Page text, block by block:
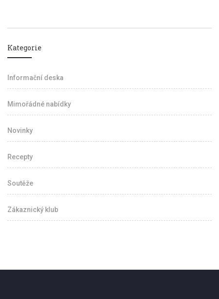
Kategorie
Informační deska
Mimořádné nabídky
Novinky
Recepty
Soutěže
Zákaznický klub